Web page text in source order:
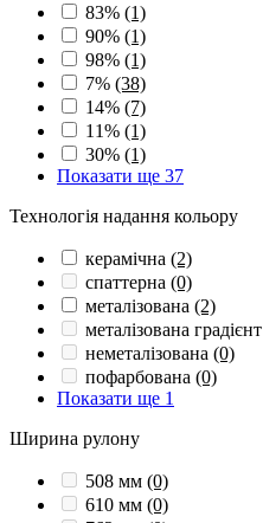
83% (1)
90% (1)
98% (1)
7% (38)
14% (7)
11% (1)
30% (1)
Показати ще 37
Технологія надання кольору
керамічна (2)
спаттерна (0)
металізована (2)
металізована градієнт
неметалізована (0)
пофарбована (0)
Показати ще 1
Ширина рулону
508 мм (0)
610 мм (0)